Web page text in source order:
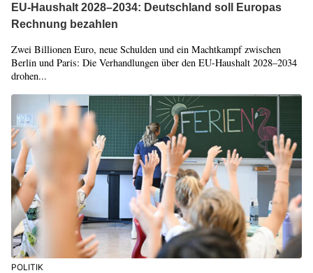
EU-Haushalt 2028–2034: Deutschland soll Europas
Rechnung bezahlen
Zwei Billionen Euro, neue Schulden und ein Machtkampf zwischen
Berlin und Paris: Die Verhandlungen über den EU-Haushalt 2028–2034
drohen...
POLITIK